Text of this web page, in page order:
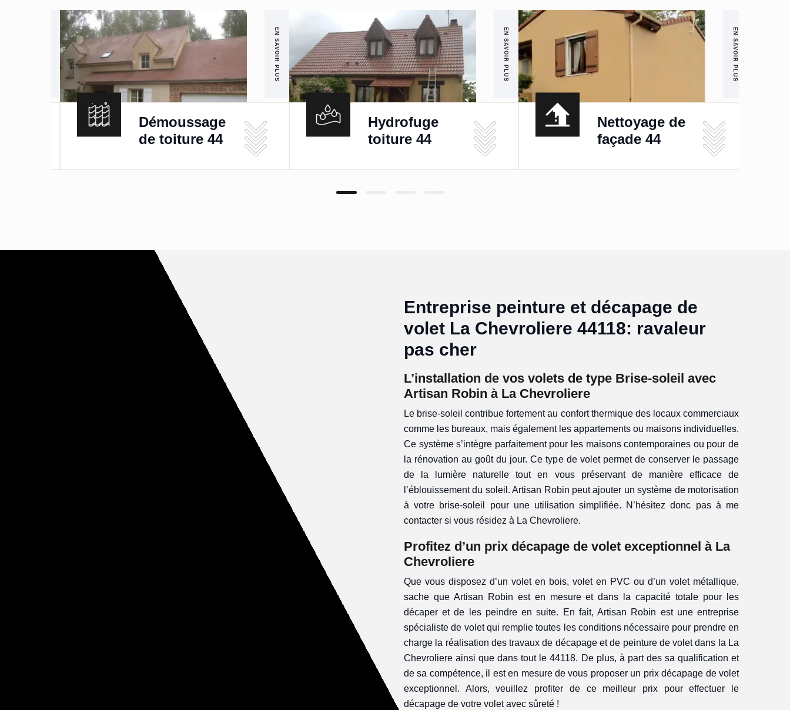
EN SAVOIR PLUS
Démoussage
de toiture 44
EN SAVOIR PLUS
Hydrofuge
toiture 44
EN SAVOIR PLUS
Nettoyage de
façade 44
Entreprise peinture et décapage de
volet La Chevroliere 44118: ravaleur
pas cher
L’installation de vos volets de type Brise-soleil avec
Artisan Robin à La Chevroliere
Le brise-soleil contribue fortement au confort thermique des locaux commerciaux
comme les bureaux, mais également les appartements ou maisons individuelles.
Ce système s’intègre parfaitement pour les maisons contemporaines ou pour de
la rénovation au goût du jour. Ce type de volet permet de conserver le passage
de la lumière naturelle tout en vous préservant de manière efficace de
l’éblouissement du soleil. Artisan Robin peut ajouter un système de motorisation
à votre brise-soleil pour une utilisation simplifiée. N’hésitez donc pas à me
contacter si vous résidez à La Chevroliere.
Profitez d’un prix décapage de volet exceptionnel à La
Chevroliere
Que vous disposez d’un volet en bois, volet en PVC ou d’un volet métallique,
sache que Artisan Robin est en mesure et dans la capacité totale pour les
décaper et de les peindre en suite. En fait, Artisan Robin est une entreprise
spécialiste de volet qui remplie toutes les conditions nécessaire pour prendre en
charge la réalisation des travaux de décapage et de peinture de volet dans la La
Chevroliere ainsi que dans tout le 44118. De plus, à part des sa qualification et
de sa compétence, il est en mesure de vous proposer un prix décapage de volet
exceptionnel. Alors, veuillez profiter de ce meilleur prix pour effectuer le
décapage de votre volet avec sûreté !